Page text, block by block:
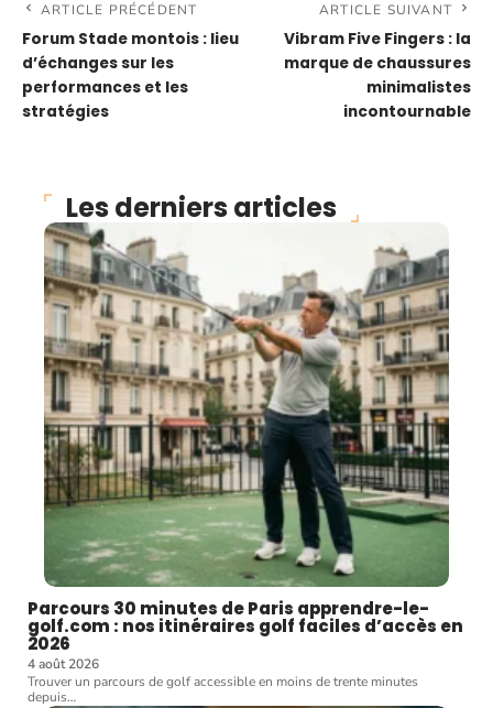
ARTICLE PRÉCÉDENT
Forum Stade montois : lieu
d’échanges sur les
performances et les
stratégies
ARTICLE SUIVANT
Vibram Five Fingers : la
marque de chaussures
minimalistes
incontournable
Les derniers articles
Parcours 30 minutes de Paris apprendre-le-
golf.com : nos itinéraires golf faciles d’accès en
2026
4 août 2026
Trouver un parcours de golf accessible en moins de trente minutes
depuis…